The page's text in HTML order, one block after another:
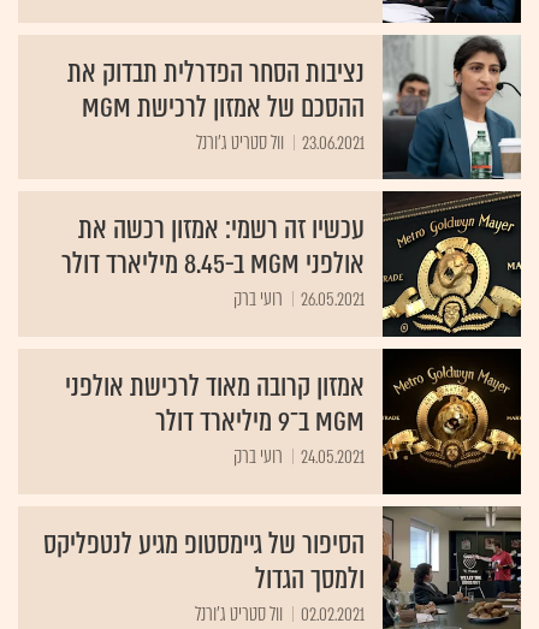
נציבות הסחר הפדרלית תבדוק את
ההסכם של אמזון לרכישת MGM
23.06.2021 וול סטריט ג'ורנל
עכשיו זה רשמי: אמזון רכשה את
אולפני MGM ב-8.45 מיליארד דולר
26.05.2021 רועי ברק
אמזון קרובה מאוד לרכישת אולפני
MGM ב־9 מיליארד דולר
24.05.2021 רועי ברק
הסיפור של גיימסטופ מגיע לנטפליקס
ולמסך הגדול
02.02.2021 וול סטריט ג'ורנל